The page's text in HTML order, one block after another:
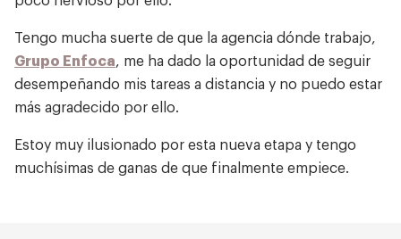
Tengo mucha suerte de que la agencia dónde trabajo,
Grupo Enfoca, me ha dado la oportunidad de seguir
desempeñando mis tareas a distancia y no puedo estar
más agradecido por ello.
Estoy muy ilusionado por esta nueva etapa y tengo
muchísimas de ganas de que finalmente empiece.